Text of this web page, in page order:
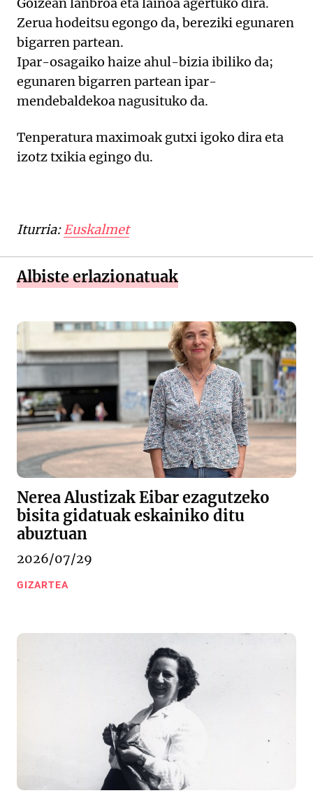
Goizean lanbroa eta lainoa agertuko dira.
Zerua hodeitsu egongo da, bereziki egunaren
bigarren partean.
Ipar-osagaiko haize ahul-bizia ibiliko da;
egunaren bigarren partean ipar-
mendebaldekoa nagusituko da.
Tenperatura maximoak gutxi igoko dira eta
izotz txikia egingo du.
Iturria:Euskalmet
Albiste erlazionatuak
Nerea Alustizak Eibar ezagutzeko
bisita gidatuak eskainiko ditu
abuztuan
2026/07/29
GIZARTEA